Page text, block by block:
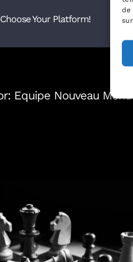
de
Your Platform!
Equipe Nouveau